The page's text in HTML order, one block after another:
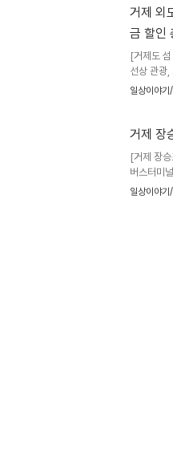
시 고현천
후 시내버
거제 외
금 할인
[거제도
선상 관광,
꿀팁을 한
비로운 해
싶어 감탄
일상이야
거제 장
[거제 장
버스터미
한눈에 파
서 아주
일상이야